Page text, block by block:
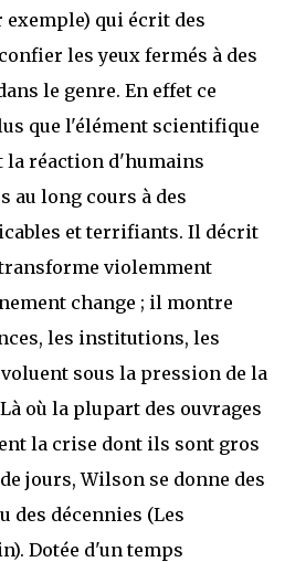
exemple) qui écrit des
les yeux fermés à des
le genre. En effet ce
que l'élément scientifique
la réaction d'humains
au long cours à des
et terrifiants. Il décrit
violemment
change ; il montre
les institutions, les
sous la pression de la
où la plupart des ouvrages
la crise dont ils sont gros
jours, Wilson se donne des
des décennies (Les
Dotée d'un temps